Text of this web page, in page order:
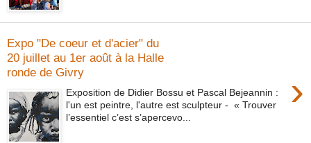
Expo "De coeur et d'acier" du
20 juillet au 1er août à la Halle
ronde de Givry
›
Exposition de Didier Bossu et Pascal Bejeannin :
l'un est peintre, l'autre est sculpteur - « Trouver
l’essentiel c’est s’apercevo...